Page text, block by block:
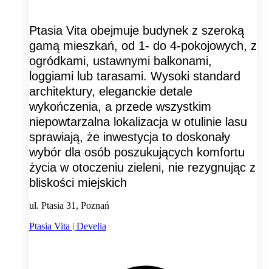
Ptasia Vita obejmuje budynek z szeroką
gamą mieszkań, od 1- do 4-pokojowych, z
ogródkami, ustawnymi balkonami,
loggiami lub tarasami. Wysoki standard
architektury, eleganckie detale
wykończenia, a przede wszystkim
niepowtarzalna lokalizacja w otulinie lasu
sprawiają, że inwestycja to doskonały
wybór dla osób poszukujących komfortu
życia w otoczeniu zieleni, nie rezygnując z
bliskości miejskich
ul. Ptasia 31, Poznań
Ptasia Vita | Develia